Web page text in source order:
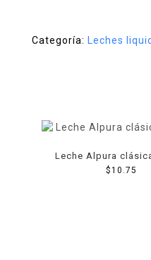
Categoría: Leches
Leche Alpura
$10.75